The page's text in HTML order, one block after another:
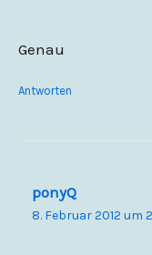
Genau
Antworten
ponyQ
8. Februar 2012 um